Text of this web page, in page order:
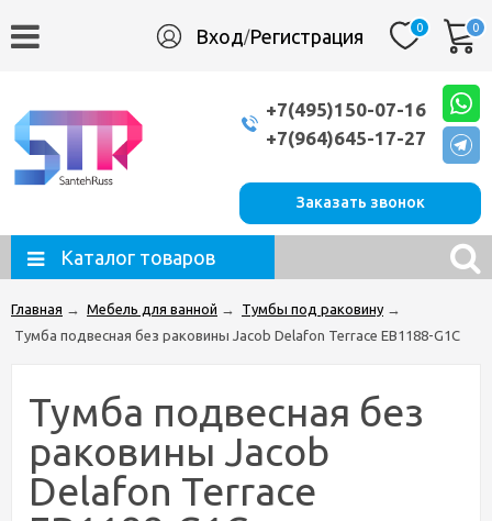
Вход/Регистрация 0 0
+7(495)150-07-16
+7(964)645-17-27
Заказать звонок
Каталог товаров
Главная → Мебель для ванной → Тумбы под раковину →
Тумба подвесная без раковины Jacob Delafon Terrace EB1188-G1C
Тумба подвесная без
раковины Jacob
Delafon Terrace